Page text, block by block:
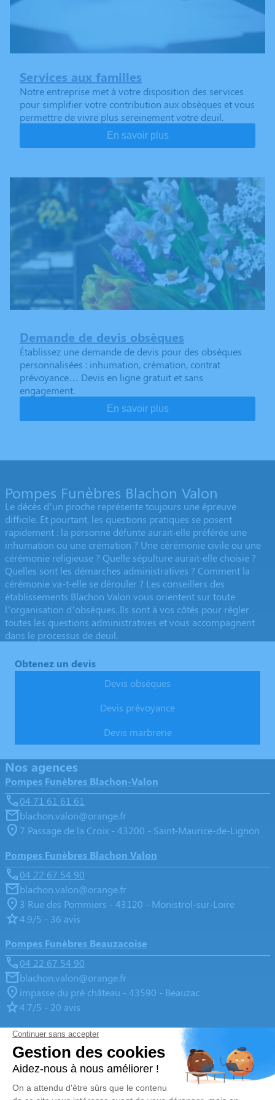
Services aux familles
Notre entreprise met à votre disposition des services
pour simplifier votre contribution aux obsèques et vous
permettre de vivre plus sereinement votre deuil.
En savoir plus
Demande de devis obsèques
Établissez une demande de devis pour des obsèques
personnalisées : inhumation, crémation, contrat
prévoyance… Devis en ligne gratuit et sans
engagement.
En savoir plus
Pompes Funèbres Blachon Valon
Le décès d’un proche représente toujours une épreuve
difficile. Et pourtant, les questions pratiques se posent
rapidement : la personne défunte aurait-elle préférée une
inhumation ou une crémation ? Une cérémonie civile ou une
cérémonie religieuse ? Quelle sépulture aurait-elle choisie ?
Quelles sont les démarches administratives ? Comment la
cérémonie va-t-elle se dérouler ? Les conseillers des
établissements Blachon Valon vous orientent sur toute
l’organisation d’obsèques. Ils sont à vos côtés pour régler
toutes les questions administratives et vous accompagnent
dans le processus de deuil.
Obtenez un devis
Devis obsèques
Devis prévoyance
Devis marbrerie
Nos agences
Pompes Funèbres Blachon-Valon
04 71 61 61 61
blachon.valon@orange.fr
7 Passage de la Croix - 43200 - Saint-Maurice-de-Lignon
Pompes Funèbres Blachon Valon
04 22 67 54 90
blachon.valon@orange.fr
3 Rue des Pommiers - 43120 - Monistrol-sur-Loire
4.9/5 - 36 avis
Pompes Funèbres Beauzacoise
04 22 67 54 90
blachon.valon@orange.fr
impasse du pré château - 43590 - Beauzac
4.7/5 - 20 avis
Pompes Funèbres Blachon Valon
04 22 67 54 90
blachon.valon@orange.fr
3, Rue du 11 Novembre - 43210 - Bas-en-Basset
5/5 - 35 avis